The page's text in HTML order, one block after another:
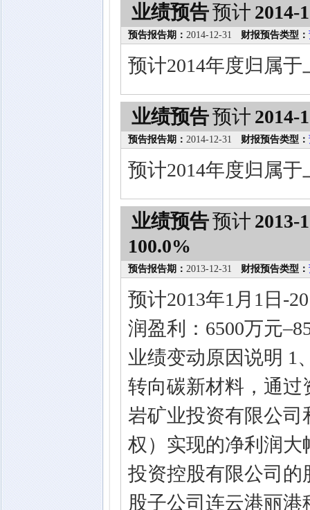
业绩预告预计 2014-
预告报告期： 2014-12-31 财报预告类型：
预计2014年度归属
业绩预告预计 2014-
预告报告期： 2014-12-31 财报预告类型：
预计2014年度归属
业绩预告预计 2013-
100.0%
预告报告期： 2013-12-31 财报预告类型：
预计2013年1月1日-
润盈利：6500万元
业绩变动原因说明 1
转向碳新材料，通
岩矿业投资有限公
权）实现的净利润
投资控股有限公司的
股子公司连云港丽